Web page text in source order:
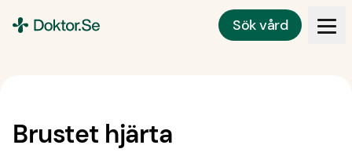
Sök vård
Brustet hjärta